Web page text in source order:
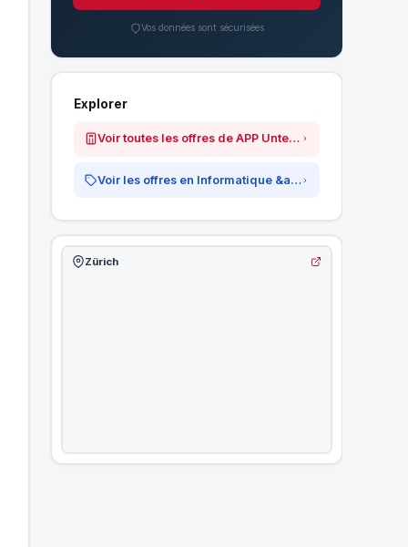
Vos données sont sécurisées
Explorer
Voir toutes les offres de APP Unternehmensberatung AG
Voir les offres en Informatique &amp; IT
Zürich